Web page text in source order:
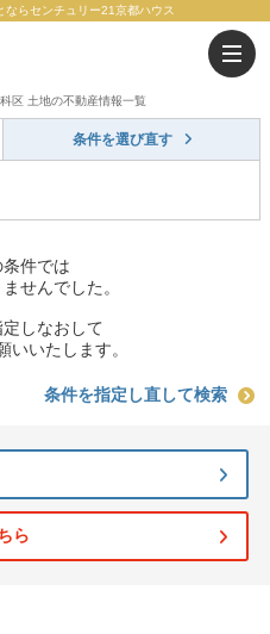
らセンチュリー21京都ハウス
区 土地の不動産情報一覧
条件を選び直す
件では
せんでした。
しなおして
いいたします。
条件を指定し直して検索
ら